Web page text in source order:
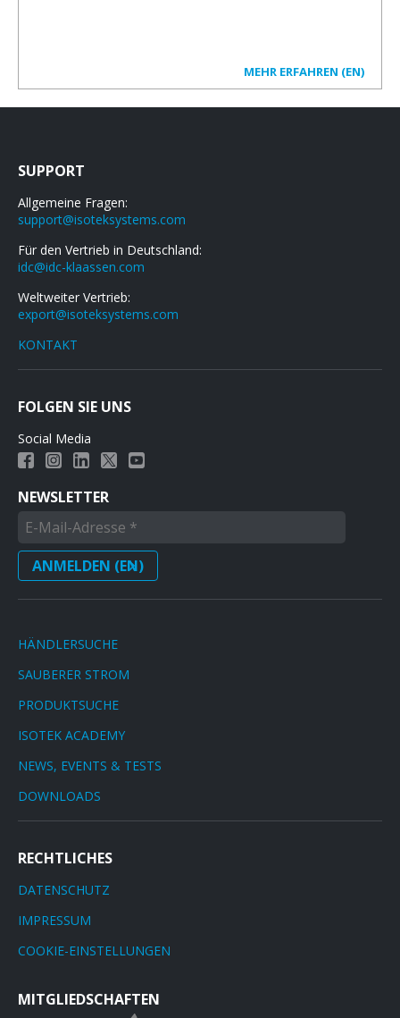
MEHR ERFAHREN (EN)
SUPPORT
Allgemeine Fragen:
support@isoteksystems.com
Für den Vertrieb in Deutschland:
idc@idc-klaassen.com
Weltweiter Vertrieb:
export@isoteksystems.com
KONTAKT
FOLGEN SIE UNS
Social Media
NEWSLETTER
HÄNDLERSUCHE
SAUBERER STROM
PRODUKTSUCHE
ISOTEK ACADEMY
NEWS, EVENTS & TESTS
DOWNLOADS
RECHTLICHES
DATENSCHUTZ
IMPRESSUM
COOKIE-EINSTELLUNGEN
MITGLIEDSCHAFTEN